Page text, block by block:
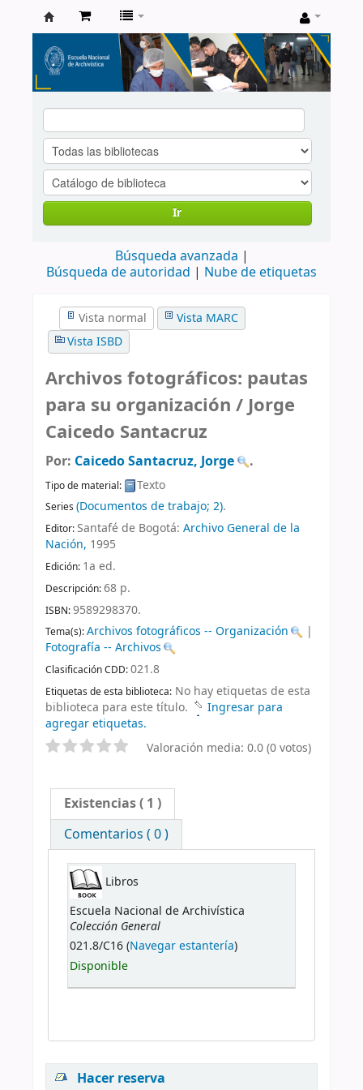
Catálogo
de
Biblioteca
ENA
Ir
Búsqueda avanzada
Búsqueda de autoridad
Nube de etiquetas
Vista normal
Vista MARC
Vista ISBD
Archivos fotográficos: pautas
para su organización / Jorge
Caicedo Santacruz
Por: Caicedo Santacruz, Jorge .
Tipo de material: Texto
Series (Documentos de trabajo; 2).
Editor:Santafé de Bogotá: Archivo General de la
Nación, 1995
Edición: 1a ed.
Descripción:68 p.
ISBN:9589298370.
Tema(s):Archivos fotográficos -- Organización
|
Fotografía -- Archivos
Clasificación CDD:021.8
Etiquetas de esta biblioteca: No hay etiquetas de esta
biblioteca para este título.
Ingresar para
agregar etiquetas.
Valoración media: 0.0 (0 votos)
Existencias( 1 )
Comentarios ( 0 )
Libros
Escuela Nacional de Archivística
Colección General
021.8/C16 (Navegar estantería)
Disponible
Hacer reserva